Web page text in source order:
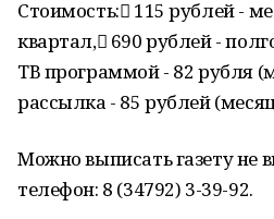
Стоимость: 115 рублей -
квартал, 690 рублей -
ТВ программой - 82 рубля
рассылка - 85 рублей
Можно выписать газету не
телефон: 8 (34792) 3-39-92.